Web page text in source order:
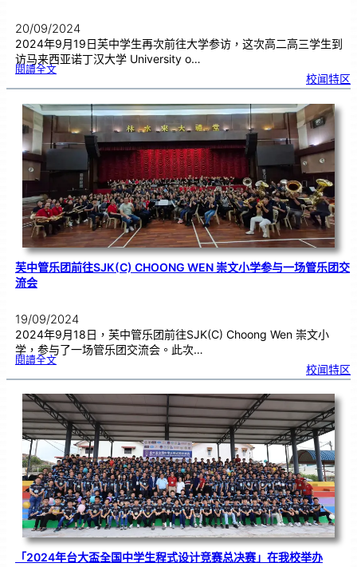
20/09/2024
2024年9月19日芙中学生再次前往大学参访，这次高二高三学生到
访马来西亚诺丁汉大学 University o…
閱讀全文:高
高
三
生
到
访
马
来
西
亚
诺
丁
汉
U
r
s
it
yo
f
N
ot
t
in
g
h
校闻特区
芙中管乐团前往SJK(C) CHOONG WEN 崇文小学参与一场管乐团交
流会
19/09/2024
2024年9月18日，芙中管乐团前往SJK(C) Choong Wen 崇文小
学，参与了一场管乐团交流会。此次…
閱讀全文:芙
乐
前
往
S
J
K
(
C
)
C
h
o
o
n
g
W
e
n
崇
文
小
学
参
与
一
场
管
乐
团
交
流
会
校闻特区
「2024年台大盃全国中学生程式设计竞赛总决赛」在我校举办